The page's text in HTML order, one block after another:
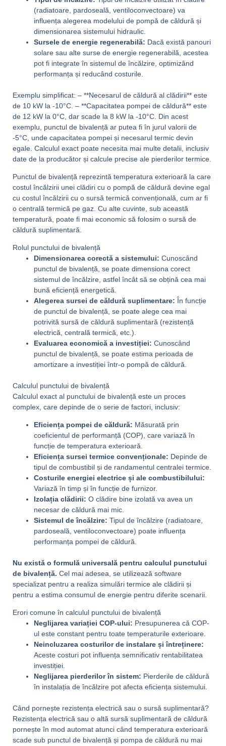
(radiatoare, pardoseală, ventiloconvectoare) va
influența alegerea modelului de pompă de căldură și
dimensionarea sistemului hidraulic.
Sursele de energie regenerabilă: Dacă există panouri
solare sau alte surse de energie regenerabilă, acestea
pot fi integrate în sistemul de încălzire, optimizând
performanța și reducând costurile.
Exemplu simplificat: – **Necesarul de căldură al clădirii** este
de 10 kW la -10°C. – **Capacitatea pompei de căldură** este
de 12 kW la 0°C, dar scade la 8 kW la -10°C. Din acest
exemplu, punctul de bivalență ar putea fi în jurul valorii de
-5°C, unde capacitatea pompei și necesarul termic devin
egale. Calculul exact poate necesita mai multe detalii, inclusiv
date de la producător și calcule precise ale pierderilor termice.
Punctul de bivalență reprezintă temperatura exterioară la care
costul încălzirii unei clădiri cu o pompă de căldură devine egal
cu costul încălzirii cu o sursă termică convențională, cum ar fi
o centrală termică pe gaz. Cu alte cuvinte, sub această
temperatură, poate fi mai economic să folosim o sursă de
căldură suplimentară.
Rolul punctului de bivalență
Dimensionarea corectă a sistemului: Cunoscând
punctul de bivalență, se poate dimensiona corect
sistemul de încălzire, astfel încât să se obțină cea mai
bună eficiență energetică.
Alegerea sursei de căldură suplimentare: În funcție
de punctul de bivalență, se poate alege cea mai
potrivită sursă de căldură suplimentară (rezistență
electrică, centrală termică, etc.).
Evaluarea economică a investiției: Cunoscând
punctul de bivalență, se poate estima perioada de
amortizare a investiției într-o pompă de căldură.
Calculul punctului de bivalență
Calculul exact al punctului de bivalență este un proces
complex, care depinde de o serie de factori, inclusiv:
Eficiența pompei de căldură: Măsurată prin
coeficientul de performanță (COP), care variază în
funcție de temperatura exterioară.
Eficiența sursei termice convenționale: Depinde de
tipul de combustibil și de randamentul centralei termice.
Costurile energiei electrice și ale combustibilului:
Variază în timp și în funcție de furnizor.
Izolația clădirii: O clădire bine izolată va avea un
necesar de căldură mai mic.
Sistemul de încălzire: Tipul de încălzire (radiatoare,
pardoseală, ventiloconvectoare) poate influența
performanța pompei de căldură.
Nu există o formulă universală pentru calculul punctului
de bivalență. Cel mai adesea, se utilizează software
specializat pentru a realiza simulări termice ale clădirii și
pentru a estima consumul de energie pentru diferite scenarii.
Erori comune în calculul punctului de bivalență
Neglijarea variației COP-ului: Presupunerea că COP-
ul este constant pentru toate temperaturile exterioare.
Neincluzarea costurilor de instalare și întreținere:
Aceste costuri pot influența semnificativ rentabilitatea
investiției.
Neglijarea pierderilor în sistem: Pierderile de căldură
în instalația de încălzire pot afecta eficiența sistemului.
Când pornește rezistența electrică sau o sursă suplimentară?
Rezistența electrică sau o altă sursă suplimentară de căldură
pornește în mod automat atunci când temperatura exterioară
scade sub punctul de bivalență și pompa de căldură nu mai